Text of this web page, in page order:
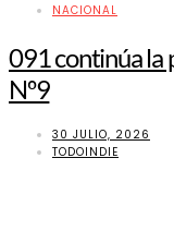
NACIONAL
091 continúa la
Nº9
30 JULIO, 2026
TODOINDIE